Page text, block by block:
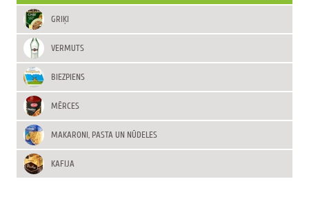
GRIĶI
VERMUTS
BIEZPIENS
MĒRCES
MAKARONI, PASTA UN NŪDELES
KAFIJA